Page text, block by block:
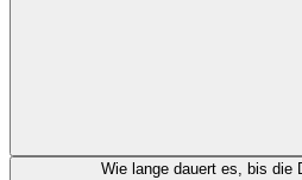
Wie lange dauert es, bis die